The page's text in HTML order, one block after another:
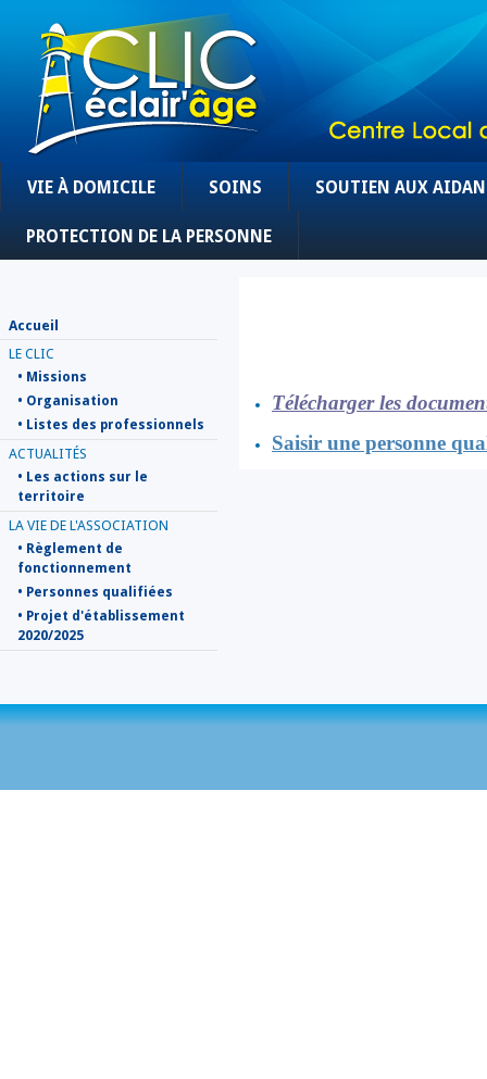
VIE À DOMICILE SOINS SOUTIEN AUX
PROTECTION DE LA PERSONNE
Accueil
LE CLIC
• Missions
• Organisation
• Listes des professionnels
ACTUALITÉS
• Les actions sur le
territoire
LA VIE DE L'ASSOCIATION
• Règlement de
fonctionnement
• Personnes qualifiées
• Projet d'établissement
2020/2025
Télécharger les
Saisir une personne